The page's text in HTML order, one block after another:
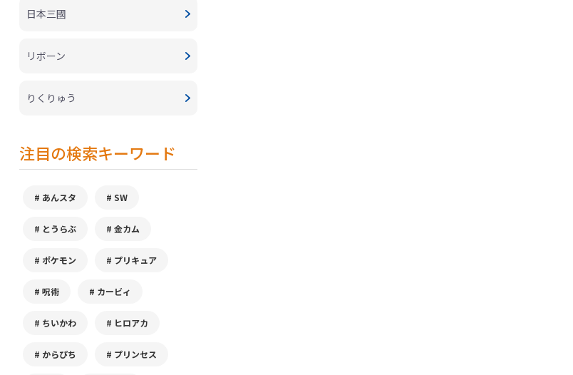
日本三國
リボーン
りくりゅう
注目の検索キーワード
あんスタ SW
とうらぶ 金カム
ポケモン プリキュア
呪術 カービィ
ちいかわ ヒロアカ
からぴち プリンセス